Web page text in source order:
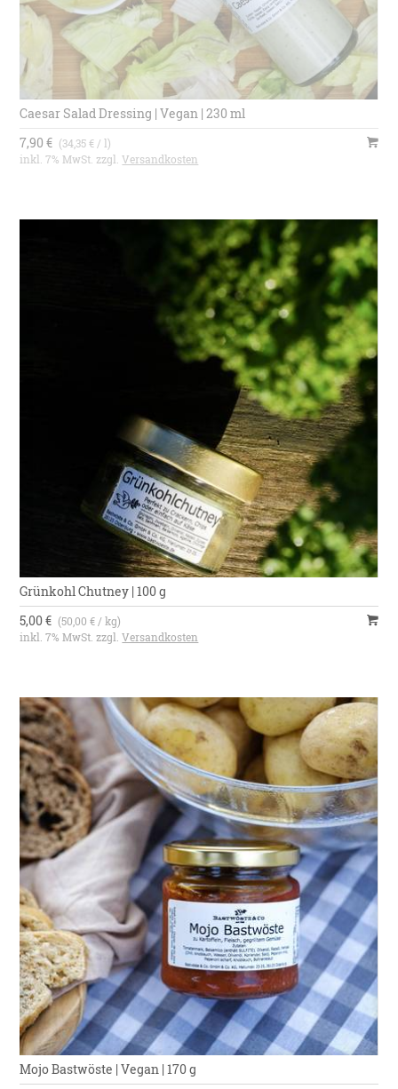
Caesar Salad Dressing | Vegan | 230 ml
7,90 € (34,35 € / l)
inkl. 7% MwSt. zzgl.Versandkosten
Grünkohl Chutney | 100 g
5,00 € (50,00 € / kg)
inkl. 7% MwSt. zzgl.Versandkosten
Mojo Bastwöste | Vegan | 170 g